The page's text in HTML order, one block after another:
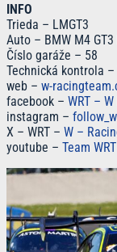
INFO
Trieda – LMGT3
Auto – BMW M4 GT3
Číslo garáže – 58
Technická kontrola
web – w-
facebook – WRT –
instagram –
X – WRT – W –
youtube – Team